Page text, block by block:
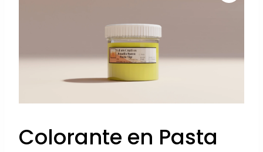
Colorante en Pasta